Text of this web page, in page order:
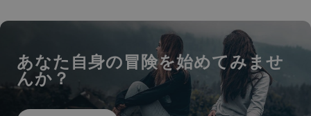
あなた自身の冒険を始めてみませ
んか？